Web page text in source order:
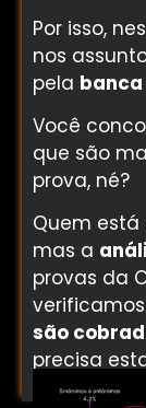
Por isso,
nos
pela banca
Você
que são
prova, né?
Quem está
mas a
provas da
são
precisa